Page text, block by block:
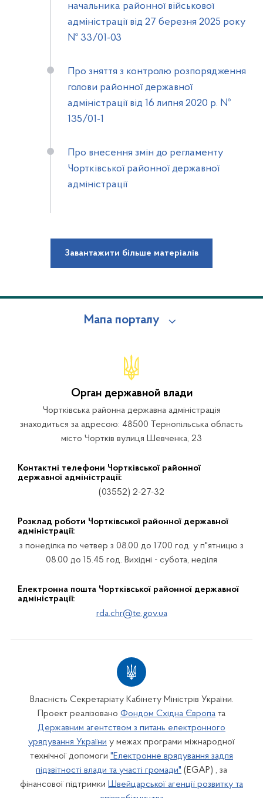
начальника районної військової
адміністрації від 27 березня 2025 року
№ 33/01-03
Про зняття з контролю розпорядження
голови районної державної
адміністрації від 16 липня 2020 р. №
135/01-1
Про внесення змін до регламенту
Чортківської районної державної
адміністрації
Завантажити більше матеріалів
Мапа порталу
Орган державной влади
Чортківська районна державна адміністрація
знаходиться за адресою: 48500 Тернопільська область
місто Чортків вулиця Шевченка, 23
Контактні телефони Чортківської районної
державної адміністрації:
(03552) 2-27-32
Розклад роботи Чортківської районної державної
адміністрації:
з понеділка по четвер з 08.00 до 17.00 год. у п"ятницю з
08.00 до 15.45 год. Вихідні - субота, неділя
Електронна пошта Чортківської районної державної
адміністрації:
rda.chr@te.gov.ua
Власність Секретаріату Кабінету Міністрів України.
Проект реалізовано Фондом Східна Європа та
Державним агентством з питань електронного
урядування України у межах програми міжнародної
технічної допомоги "Електронне врядування задля
підзвітності влади та участі громади" (EGAP) , за
фінансової підтримки Швейцарської агенції розвитку та